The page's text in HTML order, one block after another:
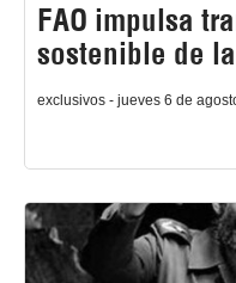
FAO impulsa
sostenible de
exclusivos - jueves 6 de